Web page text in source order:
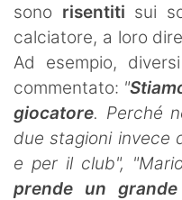
sono risentiti sui
calciatore, a loro
Ad esempio,
commentato: "
giocatore. Perché
due stagioni invece
e per il club",
prende un grande